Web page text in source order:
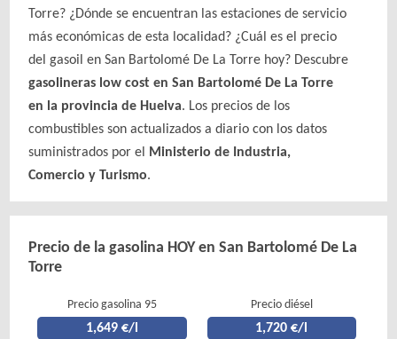
Torre? ¿Dónde se encuentran las estaciones de servicio
más económicas de esta localidad? ¿Cuál es el precio
del gasoil en San Bartolomé De La Torre hoy? Descubre
gasolineras low cost en San Bartolomé De La Torre
en la provincia de Huelva. Los precios de los
combustibles son actualizados a diario con los datos
suministrados por el
Ministerio de Industria,
Comercio y Turismo.
Precio de la gasolina HOY en San Bartolomé De La
Torre
Precio gasolina 95
1,649 €/l
Precio diésel
1,720 €/l